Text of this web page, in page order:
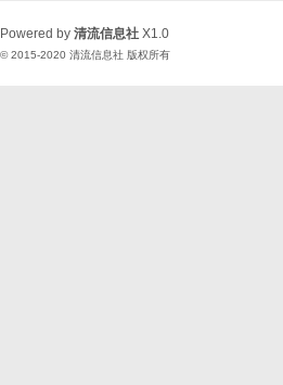
Powered by 清流信息社 X1.0
© 2015-2020 清流信息社 版权所有